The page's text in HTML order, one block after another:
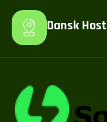
Dansk Host